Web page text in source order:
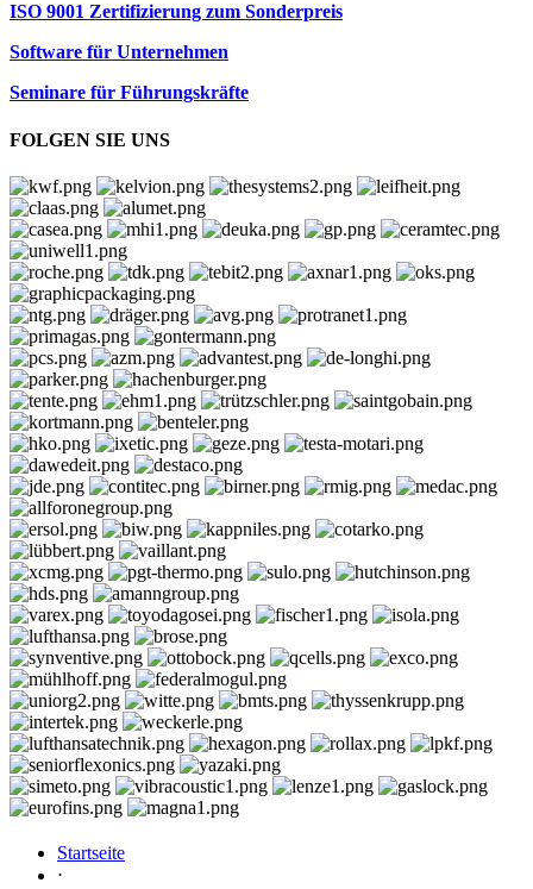
ISO 9001 Zertifizierung zum Sonderpreis
Software für Unternehmen
Seminare für Führungskräfte
FOLGEN SIE UNS
Startseite
⋅